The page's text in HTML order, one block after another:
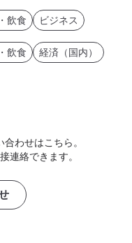
飲食 ビジネス
飲食 経済（国内）
わせはこちら。
連絡できます。